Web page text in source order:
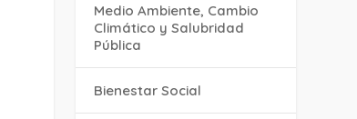
Medio Ambiente, Cambio
Climático y Salubridad
Pública
Bienestar Social